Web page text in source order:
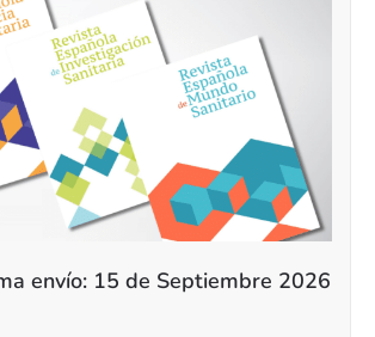
envío: 15 de Septiembre 2026